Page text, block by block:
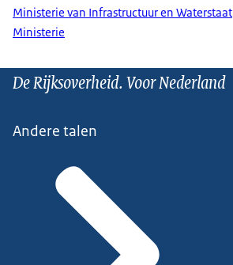
Ministerie van Infrastructuur en Waterstaat
Ministerie
De Rijksoverheid. Voor Nederland
Andere talen